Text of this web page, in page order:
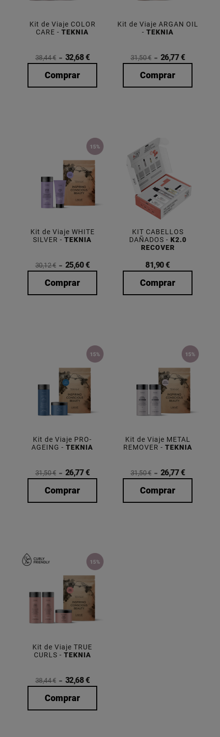
Kit de Viaje COLOR
CARE - TEKNIA
38,44 € 32,68 €
Comprar
Kit de Viaje ARGAN OIL
- TEKNIA
31,50 € 26,77 €
Comprar
Kit de Viaje WHITE
SILVER - TEKNIA
30,12 € 25,60 €
Comprar
KIT CABELLOS
DAÑADOS - K2.0
RECOVER
81,90 €
Comprar
Kit de Viaje PRO-
AGEING - TEKNIA
31,50 € 26,77 €
Comprar
Kit de Viaje METAL
REMOVER - TEKNIA
31,50 € 26,77 €
Comprar
Kit de Viaje TRUE
CURLS - TEKNIA
38,44 € 32,68 €
Comprar